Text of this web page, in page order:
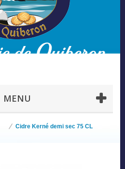
MENU
Cidre Kerné demi sec 75 CL